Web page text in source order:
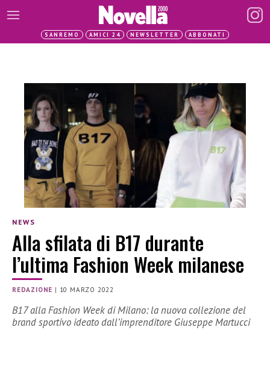
SANREMO AMICI 24 NEWSLETTER ABBONATI
NEWS
Alla sfilata di B17 durante
l’ultima Fashion Week milanese
REDAZIONE | 10 MARZO 2022
B17 alla Fashion Week di Milano: la nuova collezione del
brand sportivo ideato dall’imprenditore Giuseppe Martucci